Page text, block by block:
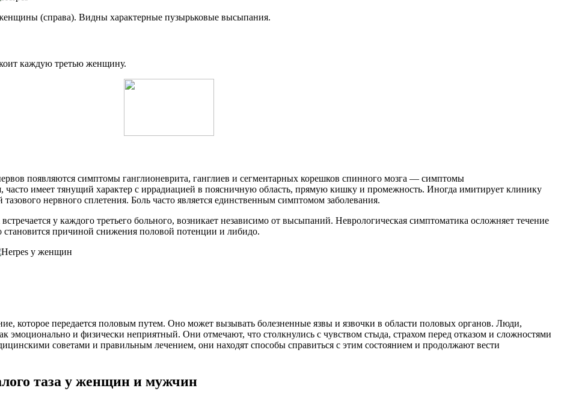
(справа). Видны характерные пузырьковые высыпания.
каждую третью женщину.
появляются симптомы ганглионеврита, ганглиев и сегментарных корешков спинного мозга — симптомы
часто имеет тянущий характер с иррадиацией в поясничную область, прямую кишку и промежность. Иногда имитирует клинику
нервного сплетения. Боль часто является единственным симптомом заболевания.
у каждого третьего больного, возникает независимо от высыпаний. Неврологическая симптоматика осложняет течение
причиной снижения половой потенции и либидо.
которое передается половым путем. Оно может вызывать болезненные язвы и язвочки в области половых органов. Люди,
эмоционально и физически неприятный. Они отмечают, что столкнулись с чувством стыда, страхом перед отказом и сложностями
советами и правильным лечением, они находят способы справиться с этим состоянием и продолжают вести
таза у женщин и мужчин